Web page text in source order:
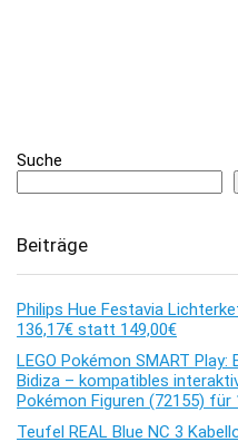
Suche
Beiträge
Philips Hue Festavia
136,17€ statt 149,00€
LEGO Pokémon SMART
Bidiza – kompatibles
Pokémon Figuren (72155)
Teufel REAL Blue NC 3